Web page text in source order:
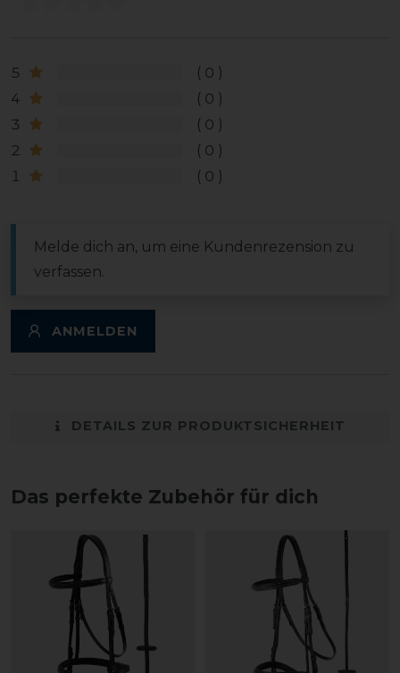
5
0
4
0
3
0
2
0
1
0
Melde dich an, um eine Kundenrezension zu
verfassen.
ANMELDEN
DETAILS ZUR PRODUKTSICHERHEIT
Das perfekte Zubehör für dich